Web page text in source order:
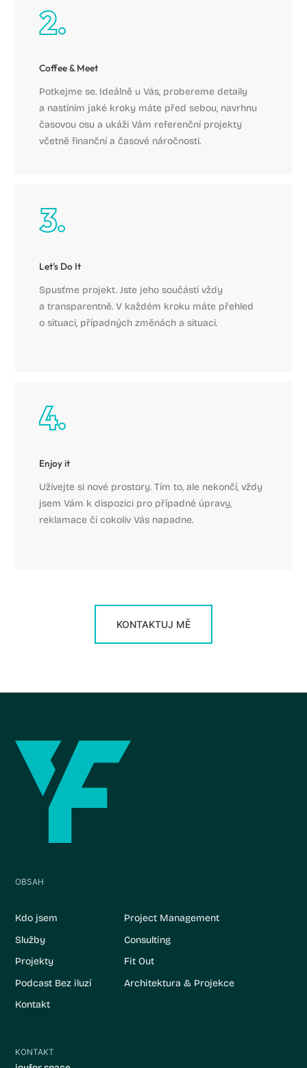
Coffee & Meet
Potkejme se. Ideálně u Vás, probereme detaily
a nastíním jaké kroky máte před sebou, navrhnu
časovou osu a ukáži Vám referenční projekty
včetně finanční a časové náročnosti.
Let's Do It
Spusťme projekt. Jste jeho součástí vždy
a transparentně. V každém kroku máte přehled
o situaci, případných změnách a situaci.
Enjoy it
Užívejte si nové prostory. Tím to, ale nekončí, vždy
jsem Vám k dispozici pro případné úpravy,
reklamace či cokoliv Vás napadne.
KONTAKTUJ MĚ
OBSAH
Kdo jsem
Služby
Projekty
Podcast Bez iluzí
Kontakt
Project Management
Consulting
Fit Out
Architektura & Projekce
KONTAKT